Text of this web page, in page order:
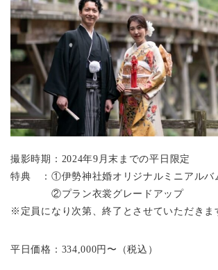
撮影時期：2024年9月末までの平日限定
特典 ：①伊勢神社婚オリジナルミニアルバ
②プラン衣裳グレードアップ
※定員になり次第、終了とさせていただきま
平日価格：334,000円〜（税込）